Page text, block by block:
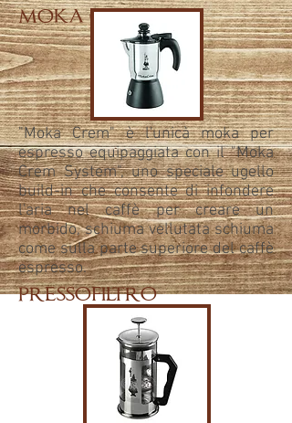
moka crem
"Moka Crem" è l'unicà moka per
espresso equipaggiata con il "Moka
Crem System", uno speciale ugello
build-in che consente di infondere
l'aria nel caffè per creare un
morbido, schiuma vellutata schiuma
come sulla parte superiore del caffè
espresso.
pressofiltro